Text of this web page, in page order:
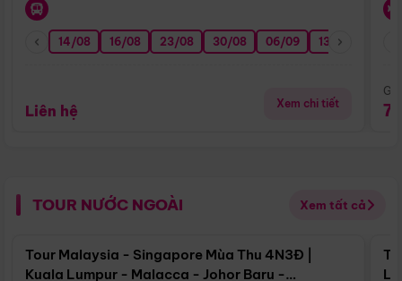
14/08 16/08 23/08 30/08 06/09 13/09
Liên hệ Xem chi tiết
TOUR NƯỚC NGOÀI Xem tất cả
Điểm nổi bật
Tour Malaysia - Singapore Mùa Thu 4N3Đ |
Kuala Lumpur - Malacca - Johor Baru -